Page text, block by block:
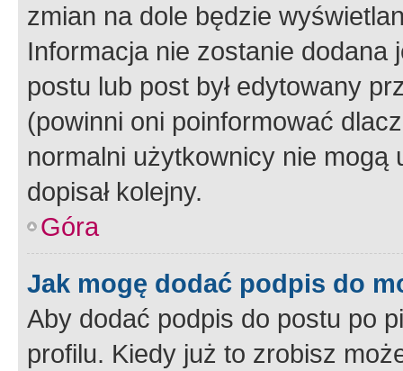
zmian na dole będzie
Informacja nie zostanie dodana
postu lub post był edytowany
(powinni oni poinformować
normalni użytkownicy nie
dopisał kolejny.
Góra
Jak mogę dodać podpis do
Aby dodać podpis do postu po
profilu. Kiedy już to zrobisz